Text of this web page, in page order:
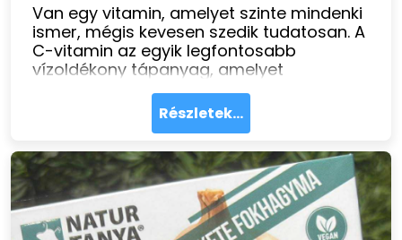
Van egy vitamin, amelyet szinte mindenki
ismer, mégis kevesen szedik tudatosan. A
C-vitamin az egyik legfontosabb
vízoldékony tápanyag, amelyet
szervezetünk nem képes előállítani ezért
minden nap pótolnunk kell. De vajon
eleget viszünk-e be belőle?
Részletek...